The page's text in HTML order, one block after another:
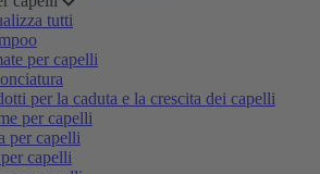
tutti
per capelli
per la caduta e la crescita dei capelli
per capelli
per capelli
capelli